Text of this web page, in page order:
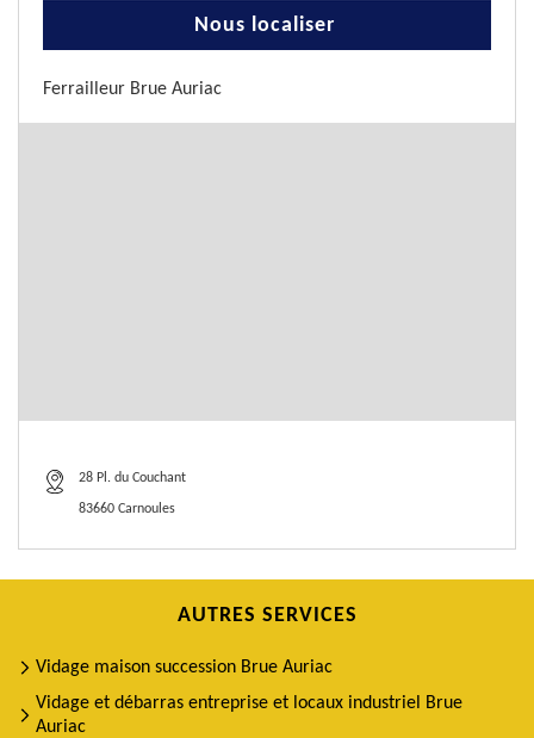
Nous localiser
Ferrailleur Brue Auriac
28 Pl. du Couchant
83660 Carnoules
AUTRES SERVICES
Vidage maison succession Brue Auriac
Vidage et débarras entreprise et locaux industriel Brue
Auriac